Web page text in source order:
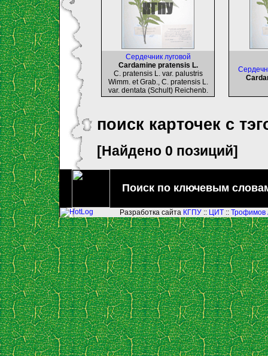
Cердечник луговой
Cardamine pratensis L.
C. pratensis L. var. palustris
Wimm. et Grab., С. pratensis L.
var. dentata (Schult) Reichenb.
поиск карточек с
[Найдено 0 позиций]
Поиск по ключевым
Разработка сайта КГПУ :: ЦИТ :: Трофимов